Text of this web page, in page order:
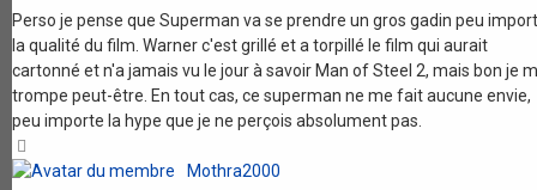
Perso je pense que Superman va se prendre un gros gadin peu
la qualité du film. Warner c'est grillé et a torpillé le film qui aurait
cartonné et n'a jamais vu le jour à savoir Man of Steel 2, mais bon je
trompe peut-être. En tout cas, ce superman ne me fait aucune envie,
peu importe la hype que je ne perçois absolument pas.
Mothra2000